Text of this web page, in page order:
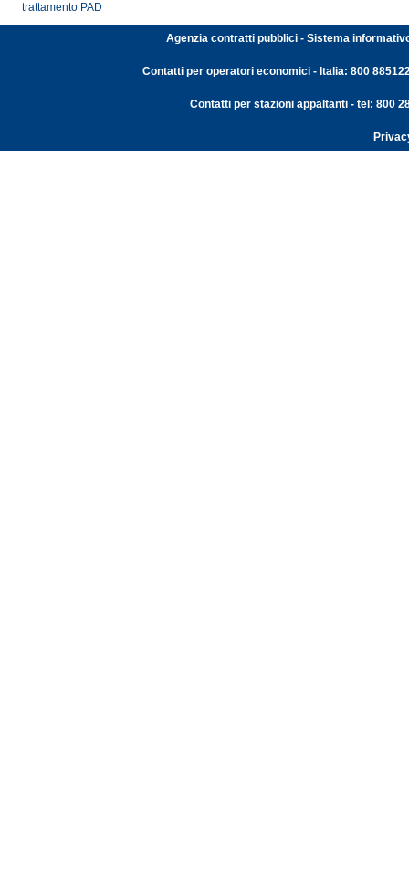
trattamento PAD
Agenzia contratti pubblici - Sistema
Contatti per operatori economici - Italia: 800
Contatti per stazioni appaltanti - tel: 800